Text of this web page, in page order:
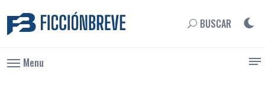
BUSCAR
Menu